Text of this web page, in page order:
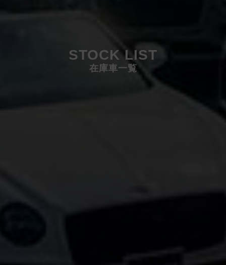
STOCK LIST
在庫車一覧